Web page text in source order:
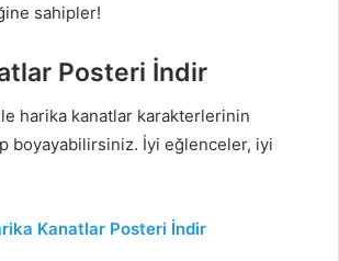
sahipler!
Posteri İndir
harika kanatlar karakterlerinin
boyayabilirsiniz. İyi eğlenceler, iyi
Kanatlar Posteri İndir